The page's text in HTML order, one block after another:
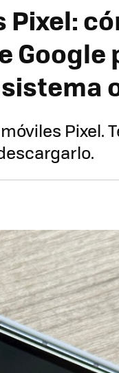
Pixel:
Google
Pixel.